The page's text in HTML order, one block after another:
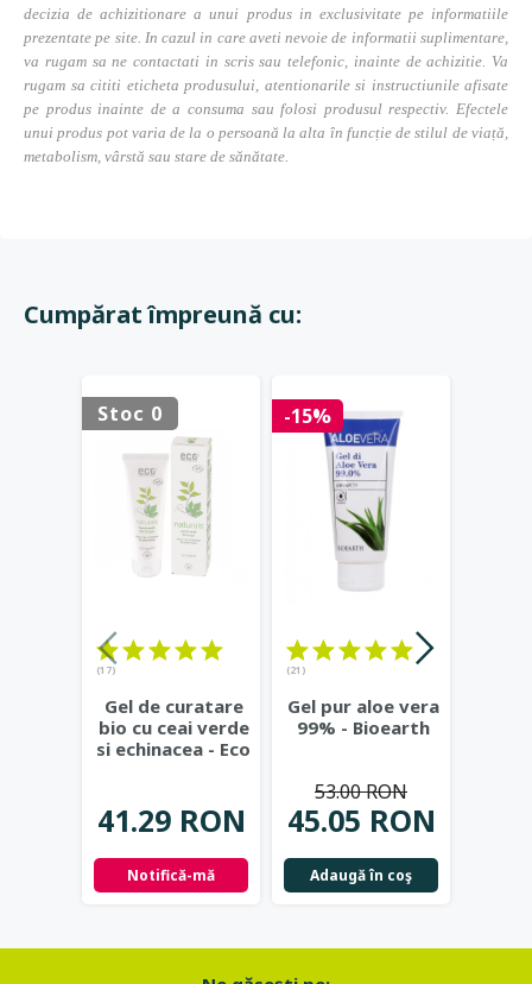
decizia de achizitionare a unui produs in exclusivitate pe informatiile
prezentate pe site. In cazul in care aveti nevoie de informatii suplimentare,
va rugam sa ne contactati in scris sau telefonic, inainte de achizitie. Va
rugam sa cititi eticheta produsului, atentionarile si instructiunile afisate
pe produs inainte de a consuma sau folosi produsul respectiv. Efectele
unui produs pot varia de la o persoană la alta în funcție de stilul de viață,
metabolism, vârstă sau stare de sănătate.
Cumpărat împreună cu:
Stoc 0
(17)
Gel de curatare
bio cu ceai verde
si echinacea - Eco
41.29 RON
Notifică-mă
-15%
(21)
Gel pur aloe vera
99% - Bioearth
45.05 RON
53.00 RON
Adaugă în coş